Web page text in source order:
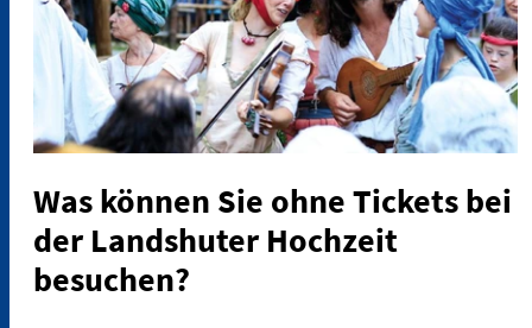
Was können Sie ohne Tickets bei
der Landshuter Hochzeit
besuchen?